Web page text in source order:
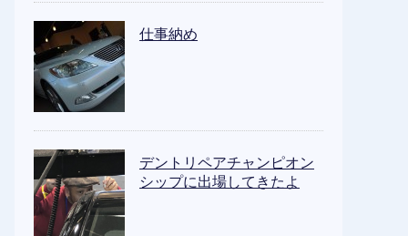
仕事納め
デントリペアチャンピオン
シップに出場してきたよ